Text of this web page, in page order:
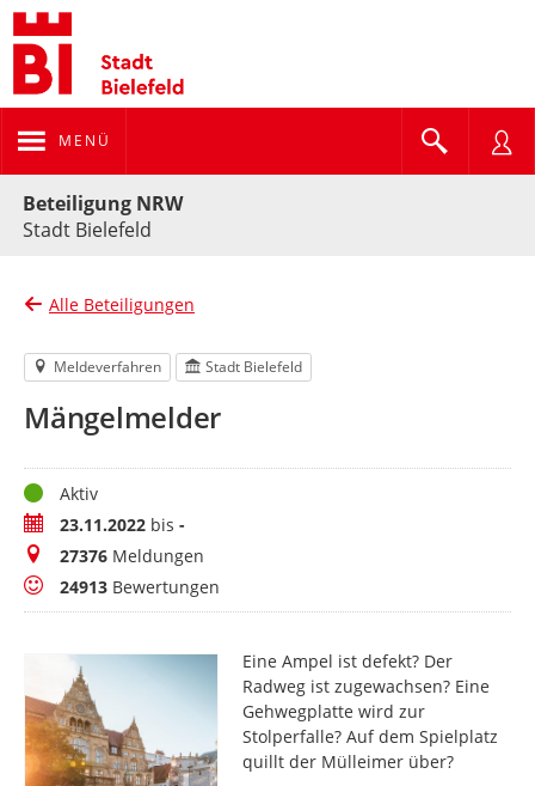
MENÜ
Beteiligung NRW
Stadt Bielefeld
Alle Beteiligungen
Meldeverfahren Stadt Bielefeld
Mängelmelder
StatusAktiv
Zeitraum23.11.2022 bis -
Meldungen
27376 Meldungen
Bewertungen
24913 Bewertungen
Eine Ampel ist defekt? Der
Radweg ist zugewachsen? Eine
Gehwegplatte wird zur
Stolperfalle? Auf dem Spielplatz
quillt der Mülleimer über?